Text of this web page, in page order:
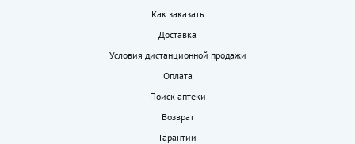
Как заказать
Доставка
Условия дистанционной продажи
Оплата
Поиск аптеки
Возврат
Гарантии